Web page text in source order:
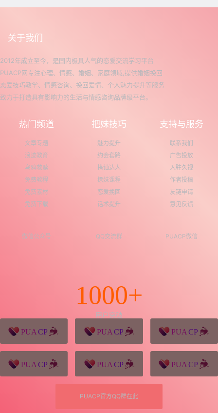
关于我们
2012年成立至今，是国内极具人气的恋爱交流学习平台
PUACP网专注心理、情感、婚姻、家庭领域,提供婚姻挽回
恋爱技巧教学、情感咨询、挽回爱情、个人魅力提升等服务
致力于打造具有影响力的生活与情感咨询品牌级平台。
热门频道
文章专题
浪迹教育
乌鸦救赎
免费教程
免费素材
免费下载
把妹技巧
魅力提升
约会套路
搭讪达人
撩妹课程
恋爱挽回
话术提升
支持与服务
联系我们
广告投放
入驻久视
作者投稿
友链申请
意见反馈
微信公众号 QQ交流群 PUACP微信
1000+
用户突破
猪八戒源码 win10系统下载 独秀青年
XD学习网
一颗赛艇资源网
PUACP官方QQ群在此